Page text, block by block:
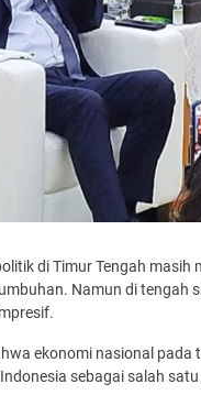
di Timur Tengah masih
Namun di tengah
ekonomi nasional pada
sebagai salah